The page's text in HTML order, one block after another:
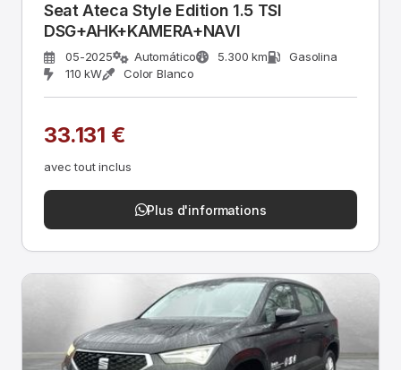
Seat Ateca Style Edition 1.5 TSI
DSG+AHK+KAMERA+NAVI
05-2025 Automático 5.300 km
Gasolina
110 kW
Color Blanco
33.131 €
avec tout inclus
Plus d'informations